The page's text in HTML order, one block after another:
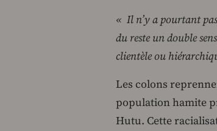
« Il n’y a pourtant
du reste un double
clientèle ou
Les colons
population hamite
Hutu. Cette